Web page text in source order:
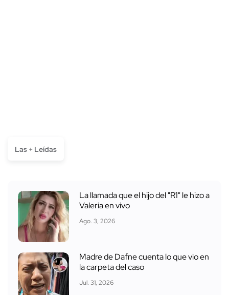
Las + Leídas
La llamada que el hijo del "R1" le hizo a
Valeria en vivo
Ago. 3, 2026
Madre de Dafne cuenta lo que vio en
la carpeta del caso
Jul. 31, 2026